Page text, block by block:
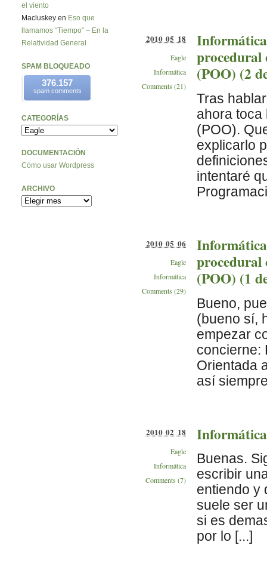
procedural
(POO) (2
Tras
ahora toca
(POO).
explicarlo
intentaré
2010 05 18
Eagle
Informática
Comments (21)
procedural
(POO) (1
Bueno,
(bueno sí,
empezar
concierne:
Orientada
así
2010 05 06
Eagle
Informática
Comments (29)
Buenas.
escribir
entiendo y
suele ser
si es
por lo [...]
2010 02 18
Eagle
Informática
Comments (7)
el viento
Macluskey en Eso que
llamamos “Tiempo” – En la
Relatividad General
SPAM BLOQUEADO
376.157
spam comments
CATEGORÍAS
DOCUMENTACIÓN
Cómo usar Wordpress
ARCHIVO